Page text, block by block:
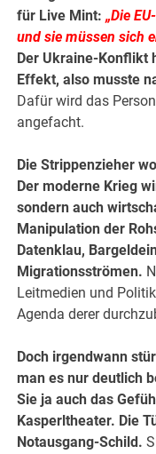
für Live Mint:„Die
und sie müssen sich
Der Ukraine-Konflikt
Effekt, also musste
Dafür wird das
angefacht.
Die Strippenzieher
Der moderne Krieg
sondern auch
Manipulation der
Datenklau,
Migrationsströmen.
Leitmedien und
Agenda derer
Doch irgendwann
man es nur deutlich
Sie ja auch das
Kasperltheater. Die
Notausgang-Schild.